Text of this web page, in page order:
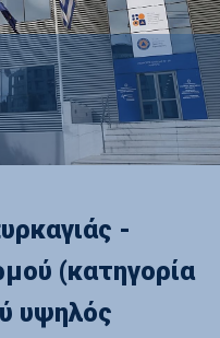
-
(κατηγορία
υψηλός